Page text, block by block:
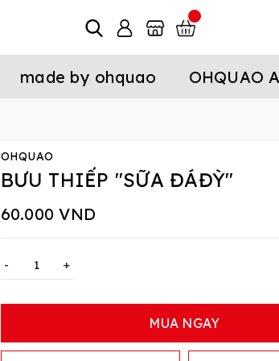
made by ohquao OHQUAO
OHQUAO
BƯU THIẾP "SỮA ĐÁĐỲ"
60.000 VND
- +
MUA NGAY